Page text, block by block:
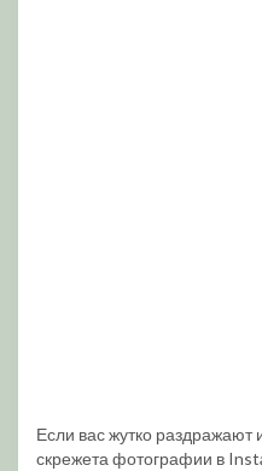
Если вас жутко раздражают
скрежета фотографии в